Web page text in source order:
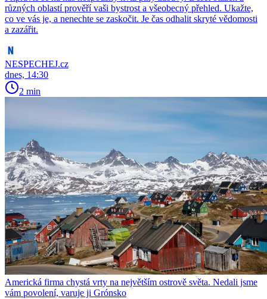
různých oblastí prověří vaši bystrost a všeobecný přehled. Ukažte,
co ve vás je, a nenechte se zaskočit. Je čas odhalit skryté vědomosti
a zazářit.
NESPECHEJ.cz
dnes, 14:30
2 min
Americká firma chystá vrty na největším ostrově světa. Nedali jsme
vám povolení, varuje ji Grónsko